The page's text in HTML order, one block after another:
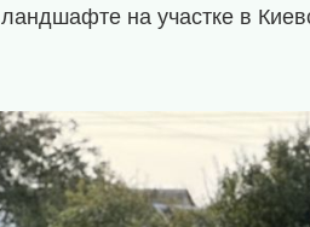
ландшафте на участке в